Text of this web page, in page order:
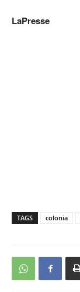
LaPresse
TAGS colonia